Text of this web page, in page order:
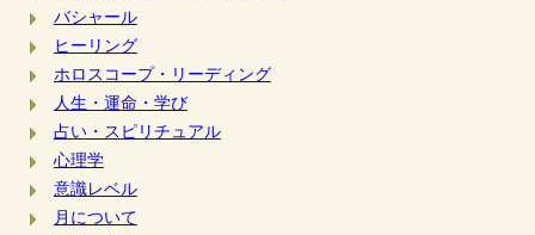
バシャール
ヒーリング
ホロスコープ・リーディング
人生・運命・学び
占い・スピリチュアル
心理学
意識レベル
月について